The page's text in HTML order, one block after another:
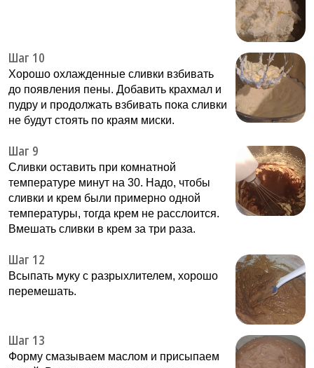
Шаг 10
Хорошо охлажденные сливки взбивать
до появления пены. Добавить крахмал и
пудру и продолжать взбивать пока сливки
не будут стоять по краям миски.
Шаг 9
Сливки оставить при комнатной
температуре минут на 30. Надо, чтобы
сливки и крем были примерно одной
температуры, тогда крем не расслоится.
Вмешать сливки в крем за три раза.
Шаг 12
Всыпать муку с разрыхлителем, хорошо
перемешать.
Шаг 13
Форму смазываем маслом и присыпаем